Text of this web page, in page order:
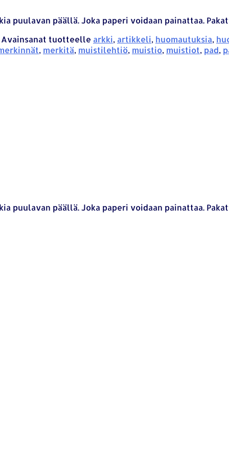
puulavan päällä. Joka paperi voidaan painattaa.
Avainsanat tuotteelle arkki, artikkeli, huomautuksia,
, merkitä, muistilehtiö, muistio, muistiot, pad,
puulavan päällä. Joka paperi voidaan painattaa.